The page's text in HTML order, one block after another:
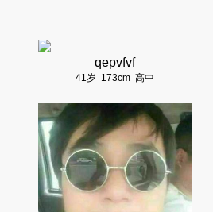
qepvfvf
41岁 173cm 高中